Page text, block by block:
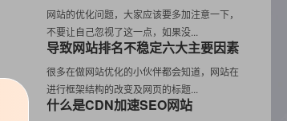
网站的优化问题，大家应该要多加注意一下，
不要让自己忽视了这一点，如果没...
导致网站排名不稳定六大主要因素
很多在做网站优化的小伙伴都会知道，网站在
进行框架结构的改变及网页的标题...
什么是CDN加速SEO网站